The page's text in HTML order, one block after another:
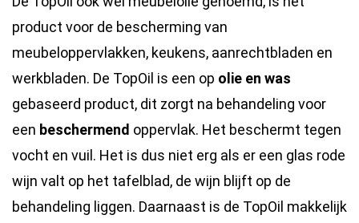
product voor de bescherming van
meubeloppervlakken, keukens, aanrechtbladen en
werkbladen. De TopOil is een op olie en was
gebaseerd product, dit zorgt na behandeling voor
een beschermend oppervlak. Het beschermt tegen
vocht en vuil. Het is dus niet erg als er een glas rode
wijn valt op het tafelblad, de wijn blijft op de
behandeling liggen. Daarnaast is de TopOil makkelijk